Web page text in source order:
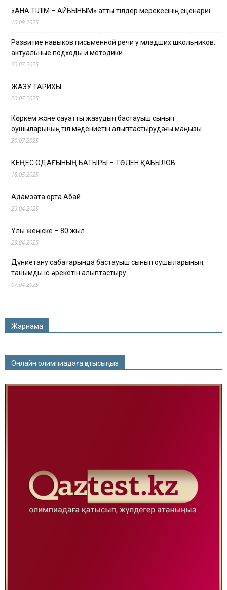
«АНА ТІЛІМ – АЙБЫНЫМ» атты тілдер мерекесінің сценариі
10.09.2025
Развитие навыков письменной речи у младших школьников:
актуальные подходы и методики
20.07.2025
ЖАЗУ ТАРИХЫ
20.07.2025
Көркем және сауатты жазудың бастауыш сынып
оқушыларының тіл мәдениетін қалыптастырудағы маңызы
20.07.2025
КЕҢЕС ОДАҒЫНЫҢ БАТЫРЫ – ТӨЛЕН ҚАБЫЛОВ
18.05.2025
Адамзатқа ортақ Абай
29.04.2025
Ұлы жеңіске – 80 жыл
29.04.2025
Дүниетану сабақтарында бастауыш сынып оқушыларының
танымдық іс-әрекетін қалыптастыру
07.04.2025
Жарнама
Онлайн олимпиадаға қатысыңыз